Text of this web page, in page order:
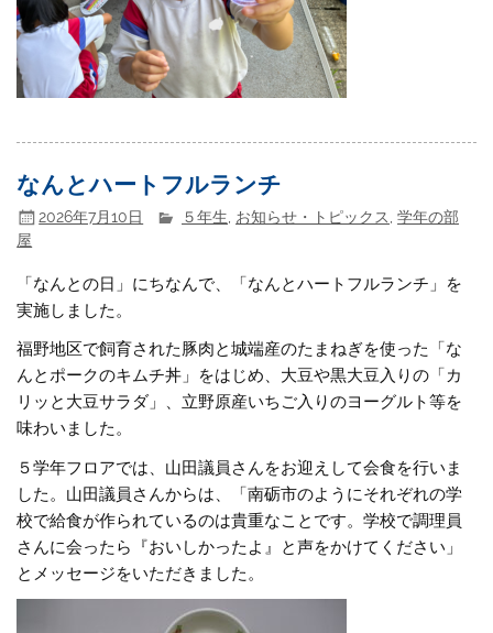
なんとハートフルランチ
2026年7月10日 ５年生 お知らせ・トピックス ,学年の部
屋
「なんとの日」にちなんで、「なんとハートフルランチ」を
実施しました。
福野地区で飼育された豚肉と城端産のたまねぎを使った「な
んとポークのキムチ丼」をはじめ、大豆や黒大豆入りの「カ
リッと大豆サラダ」、立野原産いちご入りのヨーグルト等を
味わいました。
５学年フロアでは、山田議員さんをお迎えして会食を行いま
した。山田議員さんからは、「南砺市のようにそれぞれの学
校で給食が作られているのは貴重なことです。学校で調理員
さんに会ったら『おいしかったよ』と声をかけてください」
とメッセージをいただきました。